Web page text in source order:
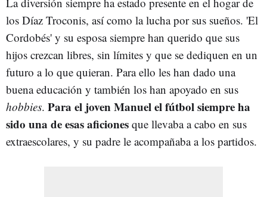
los Díaz Troconis, así como la lucha por sus sueños. 'El
Cordobés' y su esposa siempre han querido que sus
hijos crezcan libres, sin límites y que se dediquen en un
futuro a lo que quieran. Para ello les han dado una
buena educación y también los han apoyado en sus
hobbies. Para el joven Manuel el fútbol siempre ha
sido una de esas aficiones que llevaba a cabo en sus
extraescolares, y su padre le acompañaba a los partidos.